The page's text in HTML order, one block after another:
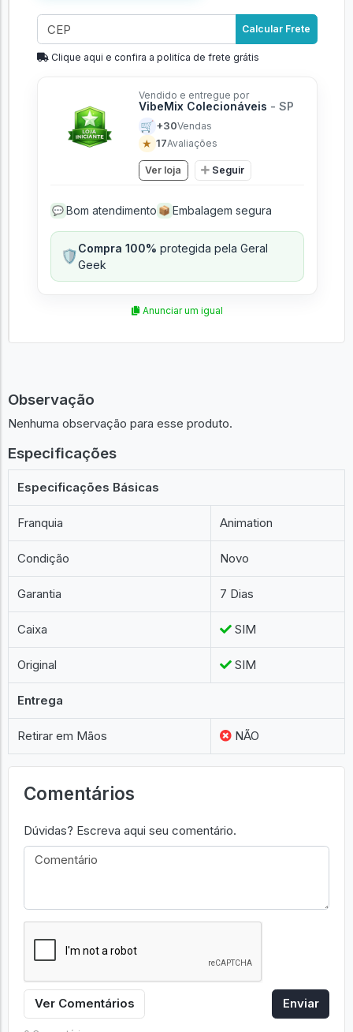
Calcular Frete
Clique aqui e confira a politíca de frete grátis
Vendido e entregue por
VibeMix Colecionáveis - SP
🛒 +30Vendas
★ 17Avaliações
Ver loja Seguir
💬 Bom atendimento 📦 Embalagem segura
🛡️Compra 100% protegida pela Geral
Geek
Anunciar um igual
Observação
Nenhuma observação para esse produto.
Especificações
Especificações Básicas
Franquia Animation
Condição Novo
Garantia 7 Dias
Caixa SIM
Original SIM
Entrega
Retirar em Mãos NÃO
Comentários
Dúvidas? Escreva aqui seu comentário.
Ver Comentários Enviar